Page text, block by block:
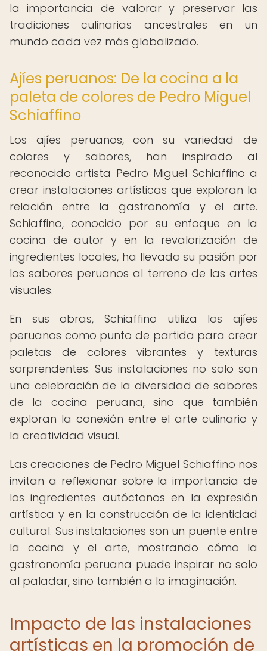
la importancia de valorar y preservar las
tradiciones culinarias ancestrales en un
mundo cada vez más globalizado.
Ajíes peruanos: De la cocina a la
paleta de colores de Pedro Miguel
Schiaffino
Los ajíes peruanos, con su variedad de
colores y sabores, han inspirado al
reconocido artista Pedro Miguel Schiaffino a
crear instalaciones artísticas que exploran la
relación entre la gastronomía y el arte.
Schiaffino, conocido por su enfoque en la
cocina de autor y en la revalorización de
ingredientes locales, ha llevado su pasión por
los sabores peruanos al terreno de las artes
visuales.
En sus obras, Schiaffino utiliza los ajíes
peruanos como punto de partida para crear
paletas de colores vibrantes y texturas
sorprendentes. Sus instalaciones no solo son
una celebración de la diversidad de sabores
de la cocina peruana, sino que también
exploran la conexión entre el arte culinario y
la creatividad visual.
Las creaciones de Pedro Miguel Schiaffino nos
invitan a reflexionar sobre la importancia de
los ingredientes autóctonos en la expresión
artística y en la construcción de la identidad
cultural. Sus instalaciones son un puente entre
la cocina y el arte, mostrando cómo la
gastronomía peruana puede inspirar no solo
al paladar, sino también a la imaginación.
Impacto de las instalaciones
artísticas en la promoción de